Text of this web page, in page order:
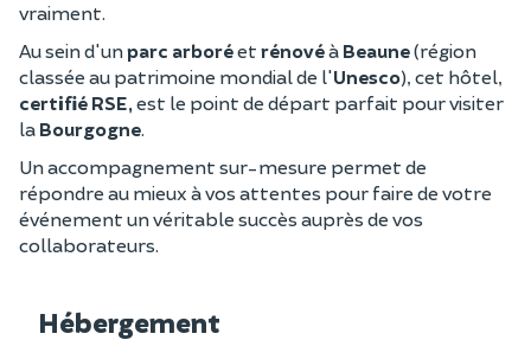
vraiment.
Au sein d'unparc arboréet rénovéà Beaune(région
classée au patrimoine mondial de l'Unesco), cet hôtel,
certifié RSE, est le point de départ parfait pour visiter
la Bourgogne.
Un accompagnement sur-mesure permet de
répondre au mieux à vos attentes pour faire de votre
événement un véritable succès auprès de vos
collaborateurs.
Hébergement